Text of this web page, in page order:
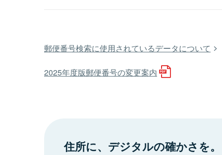
郵便番号検索に使用されているデータについて
2025年度版郵便番号の変更案内
住所に、デジタルの確かさを。